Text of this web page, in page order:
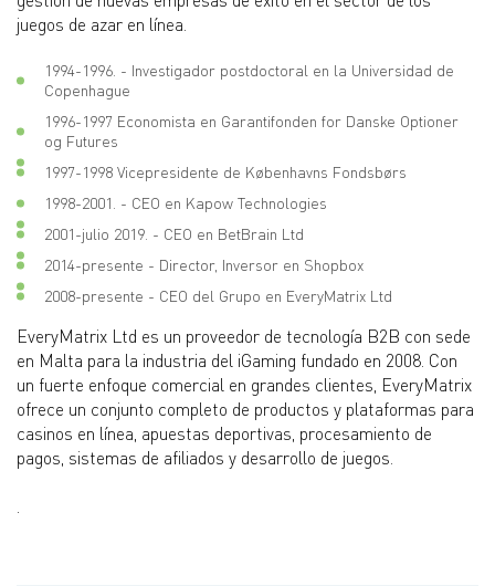
juegos de azar en línea.
1994-1996. - Investigador postdoctoral en la Universidad de
Copenhague
1996-1997 Economista en Garantifonden for Danske Optioner
og Futures
1997-1998 Vicepresidente de Københavns Fondsbørs
1998-2001. - CEO en Kapow Technologies
2001-julio 2019. - CEO en BetBrain Ltd
2014-presente - Director, Inversor en Shopbox
2008-presente - CEO del Grupo en EveryMatrix Ltd
EveryMatrix Ltd es un proveedor de tecnología B2B con sede
en Malta para la industria del iGaming fundado en 2008. Con
un fuerte enfoque comercial en grandes clientes, EveryMatrix
ofrece un conjunto completo de productos y plataformas para
casinos en línea, apuestas deportivas, procesamiento de
pagos, sistemas de afiliados y desarrollo de juegos.
.